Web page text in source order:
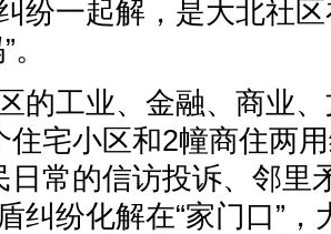
纷一起解，是大北社
工业、金融、商业、
住宅小区和2幢商住两
日常的信访投诉、邻里
纠纷化解在“家门口”